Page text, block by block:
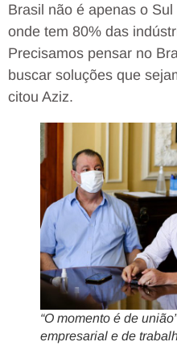
Brasil não é apenas o
onde tem 80% das
Precisamos pensar no
buscar soluções que
citou Aziz.
“O momento é de
empresarial e de